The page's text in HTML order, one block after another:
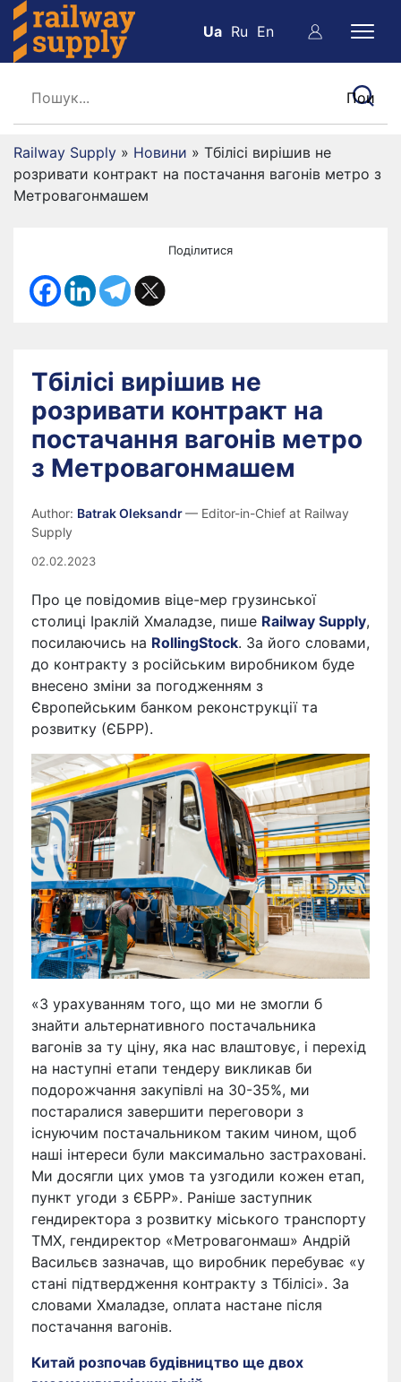
Ua Ru En
Railway Supply » Новини » Тбілісі вирішив не
розривати контракт на постачання вагонів метро з
Метровагонмашем
Поділитися
Тбілісі вирішив не
розривати контракт на
постачання вагонів метро
з Метровагонмашем
Author: Batrak Oleksandr— Editor-in-Chief at Railway
Supply
02.02.2023
Про це повідомив віце-мер грузинської
столиці Іраклій Хмаладзе, пише Railway Supply,
посилаючись на RollingStock. За його словами,
до контракту з російським виробником буде
внесено зміни за погодженням з
Європейським банком реконструкції та
розвитку (ЄБРР).
«З урахуванням того, що ми не змогли б
знайти альтернативного постачальника
вагонів за ту ціну, яка нас влаштовує, і перехід
на наступні етапи тендеру викликав би
подорожчання закупівлі на 30-35%, ми
постаралися завершити переговори з
існуючим постачальником таким чином, щоб
наші інтереси були максимально застраховані.
Ми досягли цих умов та узгодили кожен етап,
пункт угоди з ЄБРР». Раніше заступник
гендиректора з розвитку міського транспорту
ТМХ, гендиректор «Метровагонмаш» Андрій
Васильєв зазначав, що виробник перебуває «у
стані підтвердження контракту з Тбілісі». За
словами Хмаладзе, оплата настане після
постачання вагонів.
Китай розпочав будівництво ще двох